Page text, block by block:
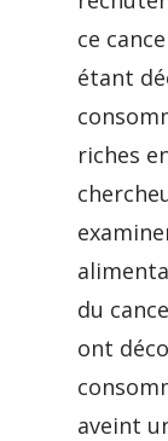
ce
étant
riches
du
ont
aveint